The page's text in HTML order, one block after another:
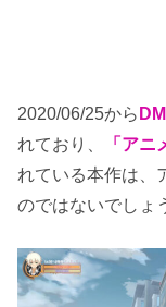
2020/06/25から
れており、
「ア
れている本作は、
のではないでしょ